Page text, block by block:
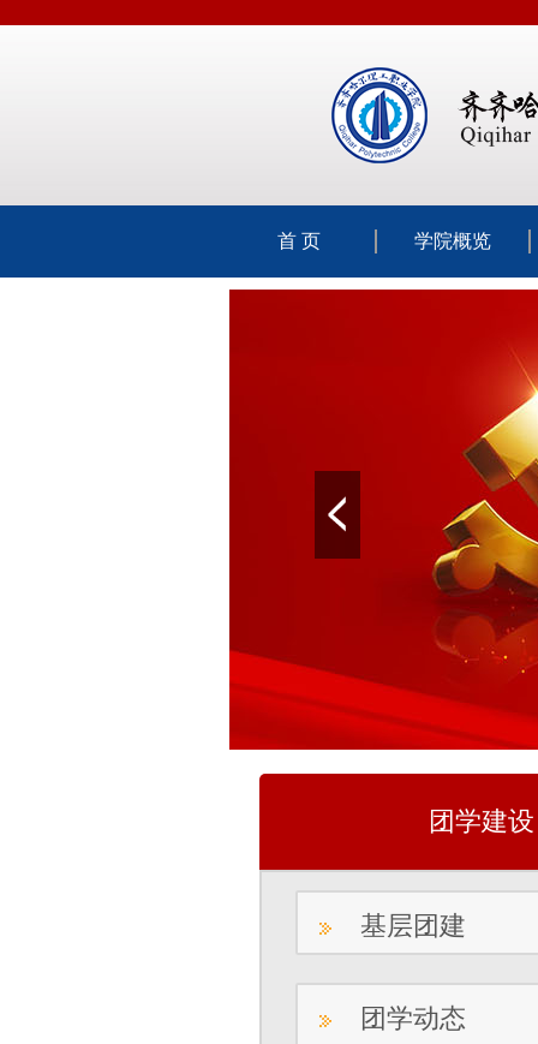
首 页 学院概览
团学建设
基层团建
团学动态